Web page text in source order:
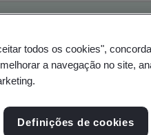
de
do local e do
todos os cookies",
a navegação no site,
Definições de cookies